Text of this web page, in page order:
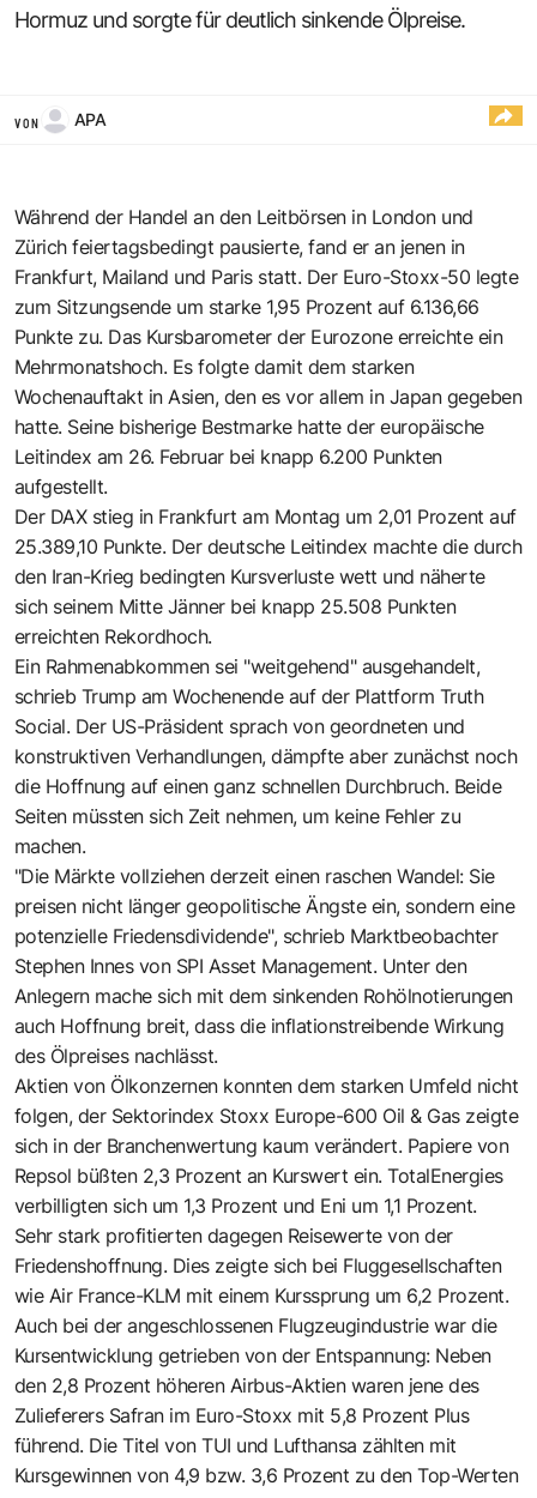
Hormuz und sorgte für deutlich sinkende Ölpreise.
VON APA
Während der Handel an den Leitbörsen in London und
Zürich feiertagsbedingt pausierte, fand er an jenen in
Frankfurt, Mailand und Paris statt. Der Euro-Stoxx-50 legte
zum Sitzungsende um starke 1,95 Prozent auf 6.136,66
Punkte zu. Das Kursbarometer der Eurozone erreichte ein
Mehrmonatshoch. Es folgte damit dem starken
Wochenauftakt in Asien, den es vor allem in Japan gegeben
hatte. Seine bisherige Bestmarke hatte der europäische
Leitindex am 26. Februar bei knapp 6.200 Punkten
aufgestellt.
Der DAX stieg in Frankfurt am Montag um 2,01 Prozent auf
25.389,10 Punkte. Der deutsche Leitindex machte die durch
den Iran-Krieg bedingten Kursverluste wett und näherte
sich seinem Mitte Jänner bei knapp 25.508 Punkten
erreichten Rekordhoch.
Ein Rahmenabkommen sei "weitgehend" ausgehandelt,
schrieb Trump am Wochenende auf der Plattform Truth
Social. Der US-Präsident sprach von geordneten und
konstruktiven Verhandlungen, dämpfte aber zunächst noch
die Hoffnung auf einen ganz schnellen Durchbruch. Beide
Seiten müssten sich Zeit nehmen, um keine Fehler zu
machen.
"Die Märkte vollziehen derzeit einen raschen Wandel: Sie
preisen nicht länger geopolitische Ängste ein, sondern eine
potenzielle Friedensdividende", schrieb Marktbeobachter
Stephen Innes von SPI Asset Management. Unter den
Anlegern mache sich mit dem sinkenden Rohölnotierungen
auch Hoffnung breit, dass die inflationstreibende Wirkung
des Ölpreises nachlässt.
Aktien von Ölkonzernen konnten dem starken Umfeld nicht
folgen, der Sektorindex Stoxx Europe-600 Oil & Gas zeigte
sich in der Branchenwertung kaum verändert. Papiere von
Repsol büßten 2,3 Prozent an Kurswert ein. TotalEnergies
verbilligten sich um 1,3 Prozent und Eni um 1,1 Prozent.
Sehr stark profitierten dagegen Reisewerte von der
Friedenshoffnung. Dies zeigte sich bei Fluggesellschaften
wie Air France-KLM mit einem Kurssprung um 6,2 Prozent.
Auch bei der angeschlossenen Flugzeugindustrie war die
Kursentwicklung getrieben von der Entspannung: Neben
den 2,8 Prozent höheren Airbus-Aktien waren jene des
Zulieferers Safran im Euro-Stoxx mit 5,8 Prozent Plus
führend. Die Titel von TUI und Lufthansa zählten mit
Kursgewinnen von 4,9 bzw. 3,6 Prozent zu den Top-Werten